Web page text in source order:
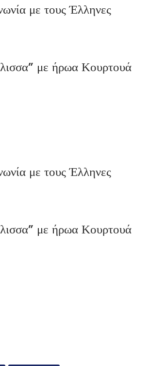
με τους Έλληνες
με ήρωα Κουρτουά
με τους Έλληνες
με ήρωα Κουρτουά